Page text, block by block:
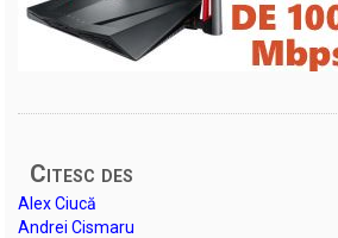
Citesc des
Alex Ciucă
Andrei Cismaru